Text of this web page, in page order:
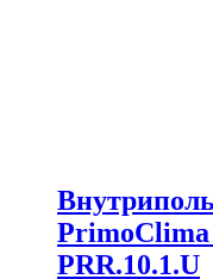
PrimoClima
PRR.10.1.U